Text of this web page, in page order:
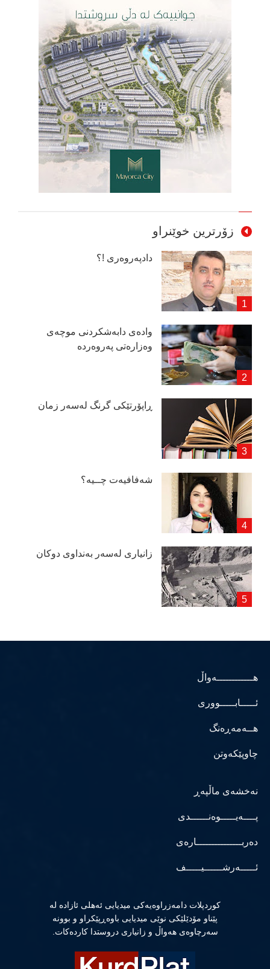
زۆرترین خوێنراو
دادپەروەری !؟
وادەی دابەشكردنی موچەی
وەزارەتی پەروەردە
ڕاپۆرتێكی گرنگ لەسەر زمان
شەفافیەت چــیە؟
زانیاری لەسەر بەنداوی دوكان
هــــــــــــەواڵ
ئـــــابـــــووری
هــەمەڕەنگ
چاوپێکەوتن
نەخشەی ماڵپەڕ
پــــەیـــــوەنــــــدی
دەربـــــــــــــــارەی
ئـــــەرشــــــیـــــف
كوردپلات دامەزراوەیەكی میدیایی ئەهلی ئازادە لە
پێناو مۆدێلێكی نوێی میدیایی باوەڕپێكراو و بوونە
سەرچاوەی هەواڵ و زانیاری دروستدا كاردەكات.